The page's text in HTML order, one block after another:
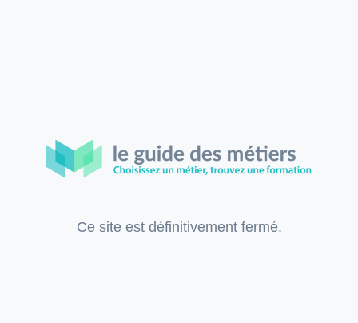
Ce site est définitivement fermé.